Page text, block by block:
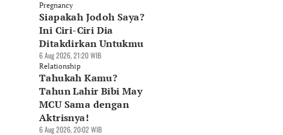
Pregnancy
Siapakah Jodoh Saya?
Ini Ciri-Ciri Dia
Ditakdirkan Untukmu
6 Aug 2026, 21:20 WIB
Relationship
Tahukah Kamu?
Tahun Lahir Bibi May
MCU Sama dengan
Aktrisnya!
6 Aug 2026, 20:02 WIB